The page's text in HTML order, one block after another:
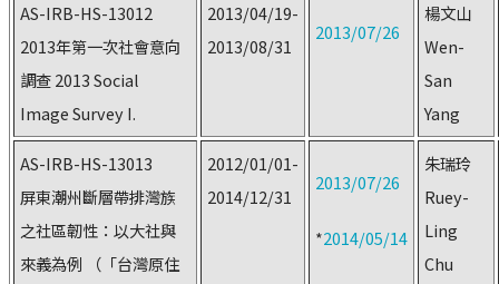
AS-IRB-HS-13012
2013年第一次社會意向
調查 2013 Social
Image Survey I.
2013/04/19-
2013/08/31
2013/07/26
楊文山
Wen-
San
Yang
AS-IRB-HS-13013
屏東潮州斷層帶排灣族
之社區韌性：以大社與
來義為例 （「台灣原住
2012/01/01-
2014/12/31
2013/07/26
*2014/05/14
朱瑞玲
Ruey-
Ling
Chu